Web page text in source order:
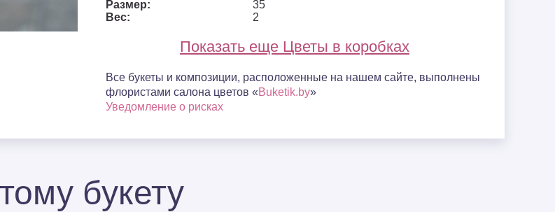
Размер:
35
Вес:
2
Показать еще Цветы в коробках
Все букеты и композиции, расположенные на нашем сайте, выполнены
флористами салона цветов «Buketik.by»
Уведомление о рисках
букету